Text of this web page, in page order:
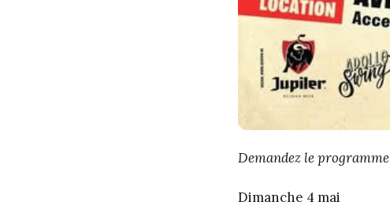
Demandez le programme
Dimanche 4 mai